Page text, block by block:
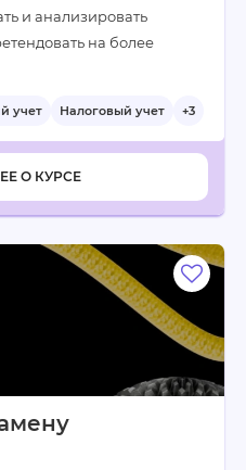
и анализировать
на более
учет Налоговый учет +3
О КУРСЕ